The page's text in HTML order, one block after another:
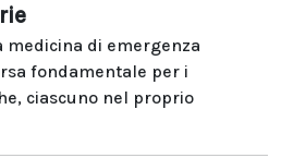
di emergenza
fondamentale per i
ciascuno nel proprio